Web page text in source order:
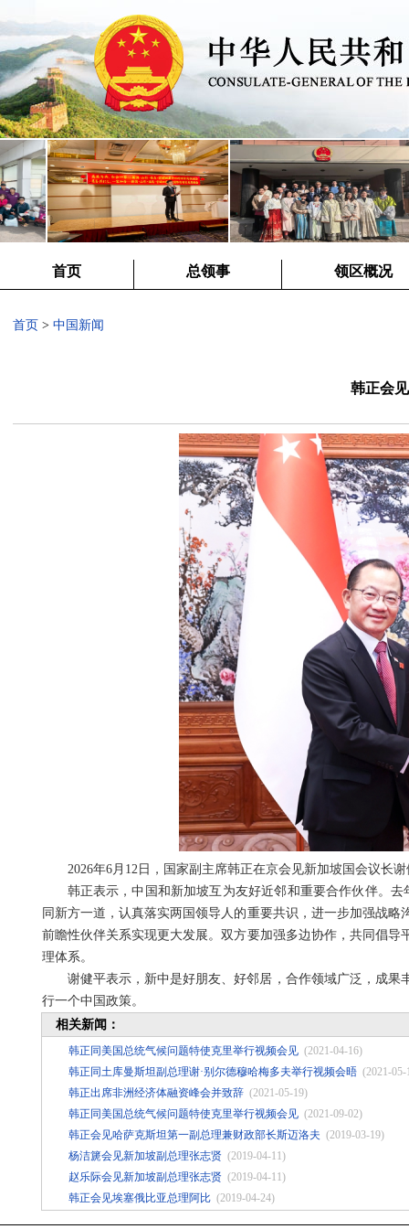
首页 总领事 领区概况
首页 > 中国新闻
韩正会
2026年6月12日，国家副主席韩正在京会见新加坡国会议长
韩正表示，中国和新加坡互为友好近邻和重要合作伙伴。
同新方一道，认真落实两国领导人的重要共识，进一步加强战
前瞻性伙伴关系实现更大发展。双方要加强多边协作，共同倡
理体系。
谢健平表示，新中是好朋友、好邻居，合作领域广泛，成
行一个中国政策。
相关新闻：
韩正同美国总统气候问题特使克里举行视频会见 (2021-04-16)
韩正同土库曼斯坦副总理谢·别尔德穆哈梅多夫举行视频会晤 (2021-05-
韩正出席非洲经济体融资峰会并致辞 (2021-05-19)
韩正同美国总统气候问题特使克里举行视频会见 (2021-09-02)
韩正会见哈萨克斯坦第一副总理兼财政部长斯迈洛夫 (2019-03-19)
杨洁篪会见新加坡副总理张志贤 (2019-04-11)
赵乐际会见新加坡副总理张志贤 (2019-04-11)
韩正会见埃塞俄比亚总理阿比 (2019-04-24)